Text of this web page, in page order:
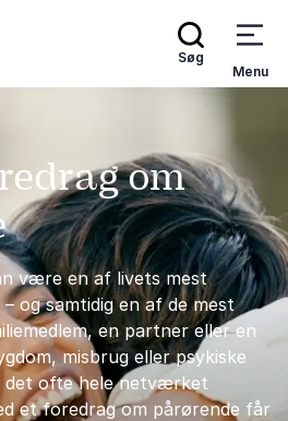
Søg
Menu
om
være en af livets mest
og samtidig en af de mest
en partner eller en
misbrug eller psykiske
det ofte hele netværket
et foredrag om pårørende får